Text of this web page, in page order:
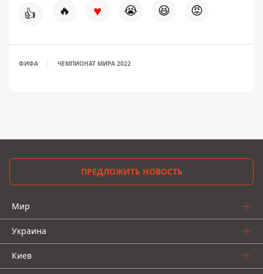
👍 🔥 ♥ 😭 😆 😡
ФИФА ЧЕМПИОНАТ МИРА 2022
ПРЕДЛОЖИТЬ НОВОСТЬ
Мир
Украина
Киев